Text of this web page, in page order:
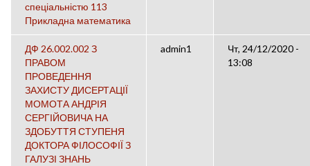
спеціальністю 113
Прикладна математика
ДФ 26.002.002 З
ПРАВОМ
ПРОВЕДЕННЯ
ЗАХИСТУ ДИСЕРТАЦІЇ
МОМОТА АНДРІЯ
СЕРГІЙОВИЧА НА
ЗДОБУТТЯ СТУПЕНЯ
ДОКТОРА ФІЛОСОФІЇ З
ГАЛУЗІ ЗНАНЬ
admin1
Чт, 24/12/2020 -
13:08